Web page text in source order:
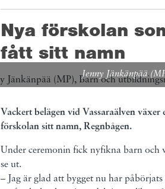
Nya förskolan
fått sitt namn
Jenny Jänkänpää
Vackert belägen vid Vassaraälven
förskolan sitt namn, Regnbågen.
Under ceremonin fick nyfikna barn
se ut.
– Jag är glad att bygget nu har